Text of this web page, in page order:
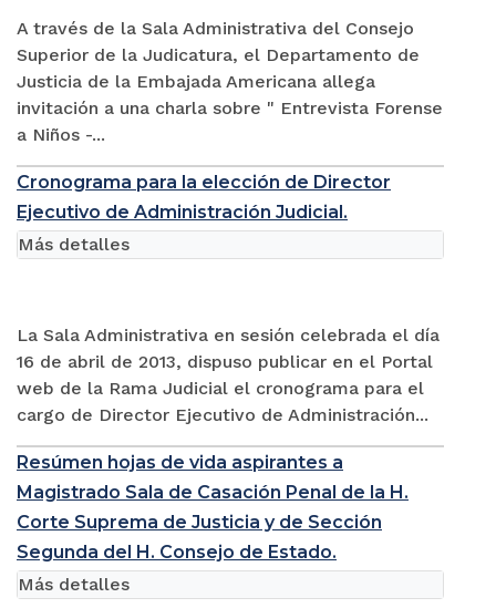
A través de la Sala Administrativa del Consejo
Superior de la Judicatura, el Departamento de
Justicia de la Embajada Americana allega
invitación a una charla sobre " Entrevista Forense
a Niños -...
Cronograma para la elección de Director
Ejecutivo de Administración Judicial.
La Sala Administrativa en sesión celebrada el día
16 de abril de 2013, dispuso publicar en el Portal
web de la Rama Judicial el cronograma para el
cargo de Director Ejecutivo de Administración...
Más detalles
Resúmen hojas de vida aspirantes a
Magistrado Sala de Casación Penal de la H.
Corte Suprema de Justicia y de Sección
Segunda del H. Consejo de Estado.
Más detalles